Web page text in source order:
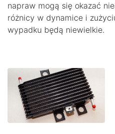
napraw mogą się okazać
różnicy w dynamice i
wypadku będą niewielkie.